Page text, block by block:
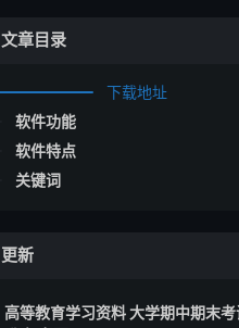
文章目录
下载地址
软件功能
软件特点
关键词
更新
高等教育学习资料 大学期中期末